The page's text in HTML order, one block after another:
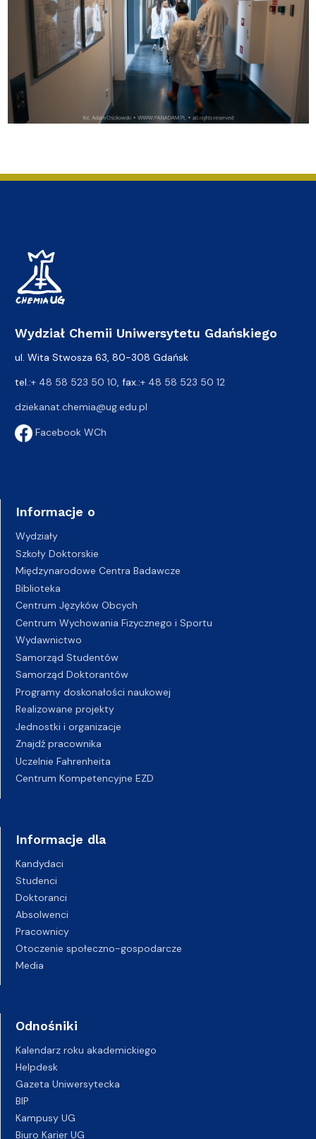
Wydział Chemii Uniwersytetu Gdańskiego
ul. Wita Stwosza 63, 80-308 Gdańsk
tel.:+ 48 58 523 50 10, fax.:+ 48 58 523 50 12
dziekanat.chemia@ug.edu.pl
Facebook WCh
Informacje o
Wydziały
Szkoły Doktorskie
Międzynarodowe Centra Badawcze
Biblioteka
Centrum Języków Obcych
Centrum Wychowania Fizycznego i Sportu
Wydawnictwo
Samorząd Studentów
Samorząd Doktorantów
Programy doskonałości naukowej
Realizowane projekty
Jednostki i organizacje
Znajdź pracownika
Uczelnie Fahrenheita
Centrum Kompetencyjne EZD
Informacje dla
Kandydaci
Studenci
Doktoranci
Absolwenci
Pracownicy
Otoczenie społeczno-gospodarcze
Media
Odnośniki
Kalendarz roku akademickiego
Helpdesk
Gazeta Uniwersytecka
BIP
Kampusy UG
Biuro Karier UG